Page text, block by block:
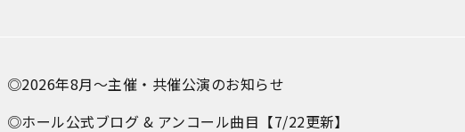
◎2026年8月～主催・共催公演のお知らせ
◎ホール公式ブログ & アンコール曲目【7/22更新】